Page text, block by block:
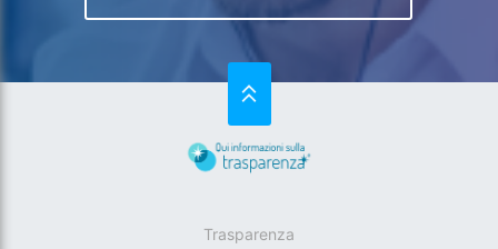
SU
Trasparenza